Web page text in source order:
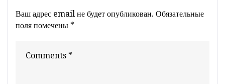
Ваш адрес email не будет опубликован. Обязательные
поля помечены *